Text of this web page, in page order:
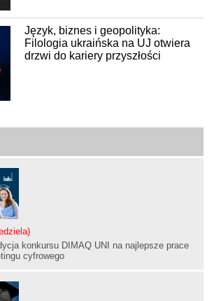
konkursu DIMAQ UNI na najlepsze prace
cyfrowego
Język, biznes i geopolityka:
Filologia ukraińska na UJ otwiera
drzwi do kariery przyszłości